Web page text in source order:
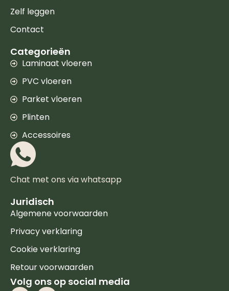
Zelf leggen
Contact
Categorieën
Laminaat vloeren
PVC vloeren
Parket vloeren
Plinten
Accessoires
Chat met ons via whatsapp
Juridisch
Algemene voorwaarden
Privacy verklaring
Cookie verklaring
Retour voorwaarden
Volg ons op social media